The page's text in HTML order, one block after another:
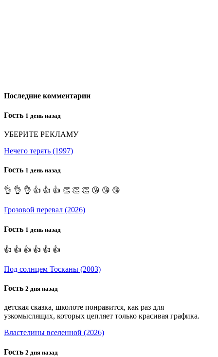
Последние комментарии
Гость 1 день назад
УБЕРИТЕ РЕКЛАМУ
Нечего терять (1997)
Гость 1 день назад
👌 👌 👌 👍 👍 👍 👏 👏 👏 😘 😘 😘
Грозовой перевал (2026)
Гость 1 день назад
👍 👍 👍 👍 👍 👍
Под солнцем Тосканы (2003)
Гость 2 дня назад
детская сказка, школоте понравится, как раз для
узкомыслящих, которых цепляет только красивая графика.
Властелины вселенной (2026)
Гость 2 дня назад